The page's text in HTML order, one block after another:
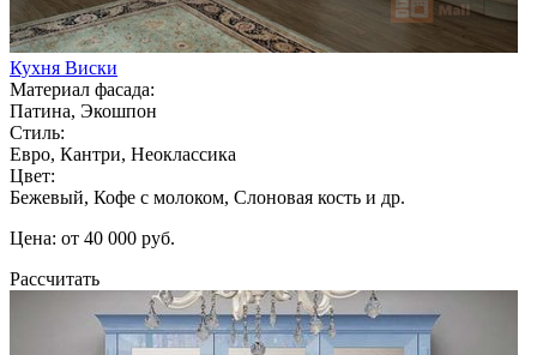
Кухня Виски
Материал фасада:
Патина, Экошпон
Стиль:
Евро, Кантри, Неоклассика
Цвет:
Бежевый, Кофе с молоком, Слоновая кость и др.
Цена: от 40 000 руб.
Рассчитать